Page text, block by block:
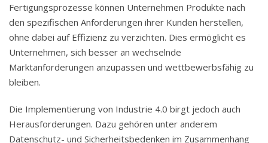
Fertigungsprozesse können Unternehmen Produkte nach
den spezifischen Anforderungen ihrer Kunden herstellen,
ohne dabei auf Effizienz zu verzichten. Dies ermöglicht es
Unternehmen, sich besser an wechselnde
Marktanforderungen anzupassen und wettbewerbsfähig zu
bleiben.
Die Implementierung von Industrie 4.0 birgt jedoch auch
Herausforderungen. Dazu gehören unter anderem
Datenschutz- und Sicherheitsbedenken im Zusammenhang